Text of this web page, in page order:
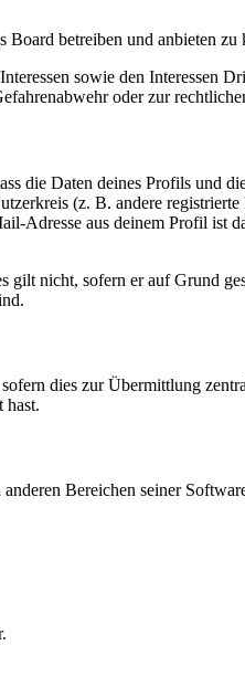
Board betreiben und anbieten zu
sowie den Interessen
oder zur
die Daten deines Profils und
(z. B. andere
Adresse aus deinem Profil ist
nicht, sofern er auf Grund
dies zur Übermittlung
hast.
Bereichen seiner